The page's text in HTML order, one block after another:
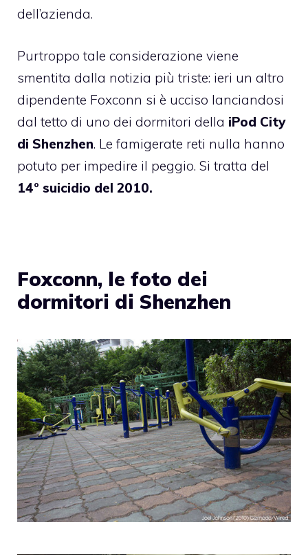
dell’azienda.
Purtroppo tale considerazione viene
smentita dalla notizia più triste: ieri un altro
dipendente Foxconn si è ucciso lanciandosi
dal tetto di uno dei dormitori della iPod City
di Shenzhen. Le famigerate reti nulla hanno
potuto per impedire il peggio. Si tratta del
14° suicidio del 2010.
Foxconn, le foto dei
dormitori di Shenzhen